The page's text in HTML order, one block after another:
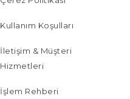
Kullanım Koşulları
İletişim & Müşteri
Hizmetleri
İşlem Rehberi